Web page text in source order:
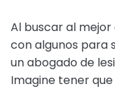
Al buscar al
con algunos para
un abogado de
Imagine tener